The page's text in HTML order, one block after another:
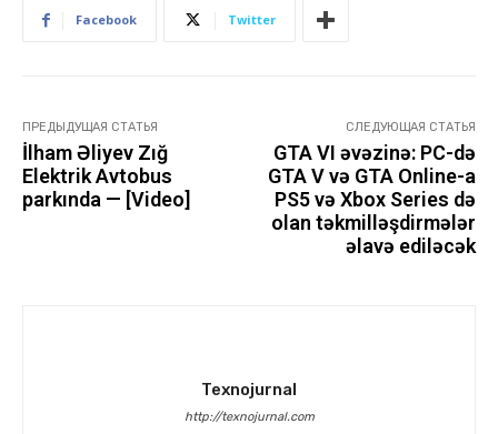
Facebook Twitter
ПРЕДЫДУЩАЯ СТАТЬЯ
İlham Əliyev Zığ
Elektrik Avtobus
parkında — [Video]
СЛЕДУЮЩАЯ СТАТЬЯ
GTA VI əvəzinə: PC-də
GTA V və GTA Online-a
PS5 və Xbox Series də
olan təkmilləşdirmələr
əlavə ediləcək
Texnojurnal
http://texnojurnal.com